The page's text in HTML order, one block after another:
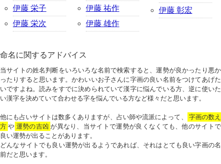
伊藤 栄子
伊藤 栄次
伊藤 祐作
伊藤 雄作
伊藤 彰宏
命名に関するアドバイス
当サイトの姓名判断をいろいろな名前で検索すると、運勢が良かったり悪か
ったりすると思います。かわいいお子さんに字画の良い名前をつけてあげた
いですよね。読みをすでに決められていて漢字に悩んでいる方、逆に使いた
い漢字を決めていて合わせる字を悩んでいる方など様々だと思います。
他にも占いサイトは数多くありますが、占い師や流派によって、
字画の数え
方 や 運勢の吉凶 が異なり、当サイトで運勢が良くなくても、他のサイトで
良い運勢が出ることがあります。
どんなサイトでも良い運勢が出るようであれば、それはとても良い字画の名
前だと思います。